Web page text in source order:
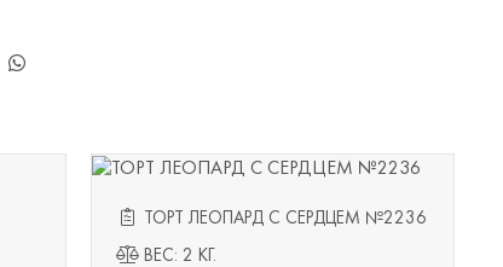
ТОРТ ЛЕОПАРД С СЕРДЦЕМ №2236
ВЕС: 2 КГ.